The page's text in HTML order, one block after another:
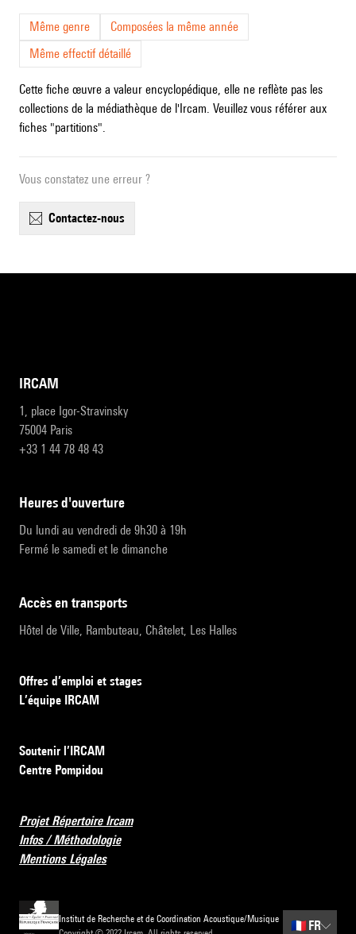
Même genre
Composées la même année
Même effectif détaillé
Cette fiche œuvre a valeur encyclopédique, elle ne reflète pas les
collections de la médiathèque de l'Ircam. Veuillez vous référer aux
fiches "partitions".
Vous constatez une erreur ?
contactez-nous
IRCAM
1, place Igor-Stravinsky
75004 Paris
+33 1 44 78 48 43
heures d'ouverture
Du lundi au vendredi de 9h30 à 19h
Fermé le samedi et le dimanche
accès en transports
Hôtel de Ville, Rambuteau, Châtelet, Les Halles
Offres d’emploi et stages
L’équipe IRCAM
Soutenir l’IRCAM
Centre Pompidou
Projet Répertoire Ircam
Infos / Méthodologie
Mentions Légales
Institut de Recherche et de Coordination Acoustique/Musique
🇫🇷 FR